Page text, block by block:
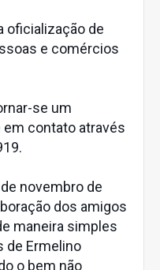
oficialização de
e comércios
se um
em contato através
novembro de
dos amigos
maneira simples
de Ermelino
o bem não